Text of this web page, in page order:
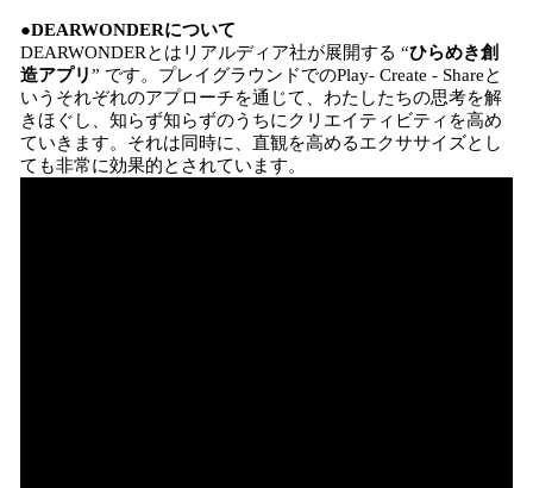
●DEARWONDERについて
DEARWONDERとはリアルディア社が展開する “ひらめき創
造アプリ” です。プレイグラウンドでのPlay- Create - Shareと
いうそれぞれのアプローチを通じて、わたしたちの思考を解
きほぐし、知らず知らずのうちにクリエイティビティを高め
ていきます。それは同時に、直観を高めるエクササイズとし
ても非常に効果的とされています。